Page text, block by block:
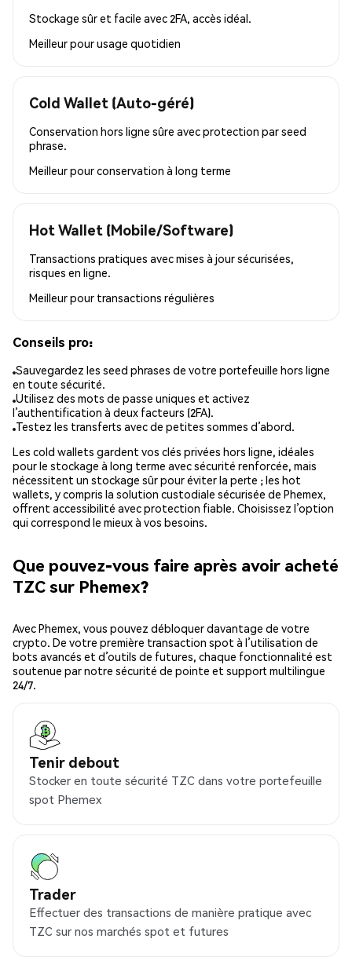
Stockage sûr et facile avec 2FA, accès idéal.
Meilleur pourusage quotidien
Cold Wallet (Auto-géré)
Conservation hors ligne sûre avec protection par seed
phrase.
Meilleur pourconservation à long terme
Hot Wallet (Mobile/Software)
Transactions pratiques avec mises à jour sécurisées,
risques en ligne.
Meilleur pour transactions régulières
Conseils pro:
Sauvegardez les seed phrases de votre portefeuille hors ligne
en toute sécurité.
Utilisez des mots de passe uniques et activez
l’authentification à deux facteurs (2FA).
Testez les transferts avec de petites sommes d’abord.
Les cold wallets gardent vos clés privées hors ligne, idéales
pour le stockage à long terme avec sécurité renforcée, mais
nécessitent un stockage sûr pour éviter la perte ; les hot
wallets, y compris la solution custodiale sécurisée de Phemex,
offrent accessibilité avec protection fiable. Choisissez l’option
qui correspond le mieux à vos besoins.
Que pouvez-vous faire après avoir acheté
TZC sur Phemex?
Avec Phemex, vous pouvez débloquer davantage de votre
crypto. De votre première transaction spot à l’utilisation de
bots avancés et d’outils de futures, chaque fonctionnalité est
soutenue par notre sécurité de pointe et support multilingue
24/7.
Tenir debout
Stocker en toute sécurité TZC dans votre portefeuille
spot Phemex
Trader
Effectuer des transactions de manière pratique avec
TZC sur nos marchés spot et futures